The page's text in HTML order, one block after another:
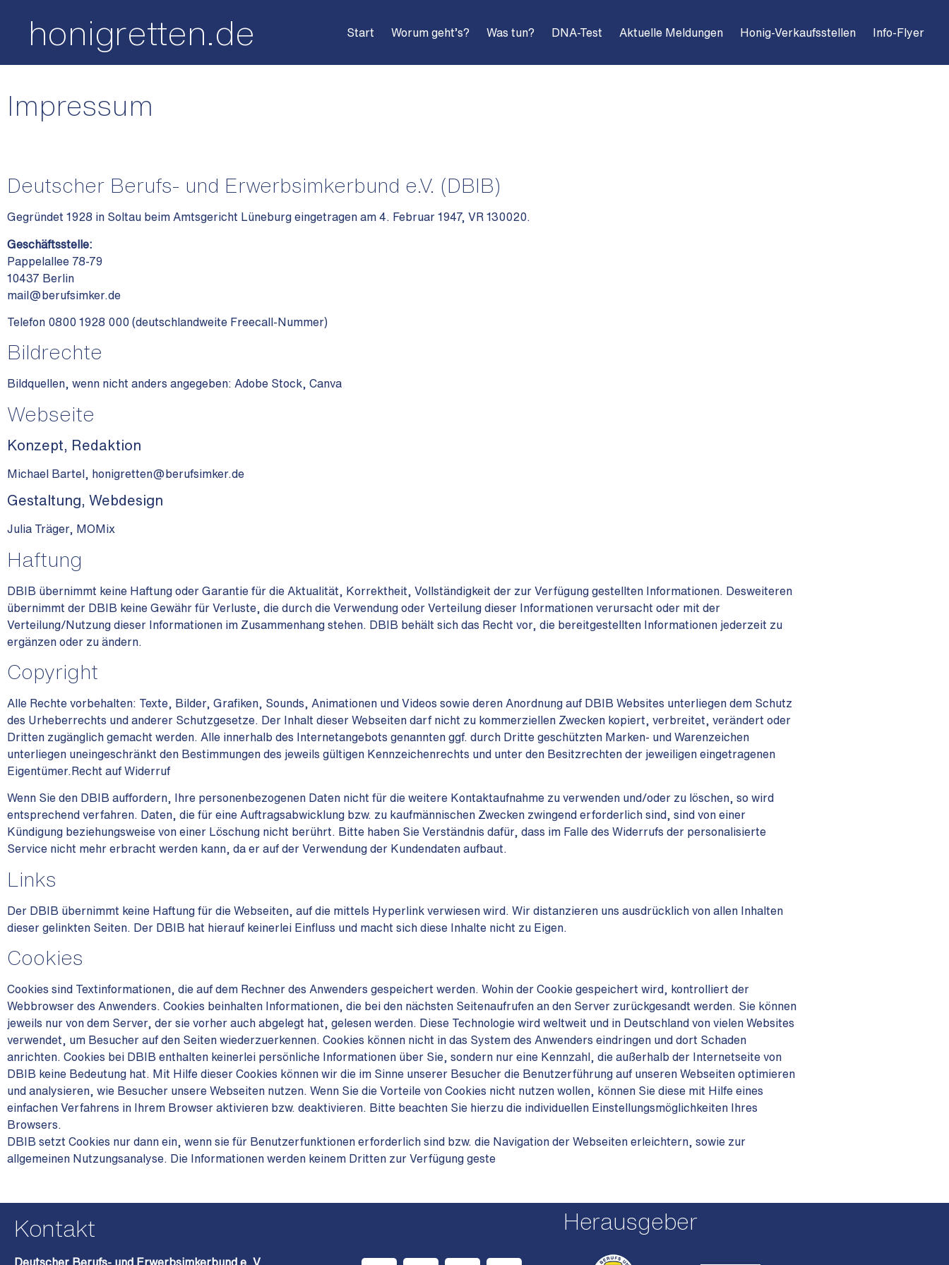
honigretten.de Start Worum geht’s? Was tun? DNA-Test Aktuelle Meldungen Honig-Verkaufsstellen Info-Flyer
Impressum
Deutscher Berufs- und Erwerbsimkerbund e.V. (DBIB)
Gegründet 1928 in Soltau beim Amtsgericht Lüneburg eingetragen am 4. Februar 1947, VR 130020.
Geschäftsstelle:
Pappelallee 78-79
10437 Berlin
mail@berufsimker.de
Telefon 0800 1928 000 (deutschlandweite Freecall-Nummer)
Bildrechte
Bildquellen, wenn nicht anders angegeben: Adobe Stock, Canva
Webseite
Konzept, Redaktion
Michael Bartel, honigretten@berufsimker.de
Gestaltung, Webdesign
Julia Träger, MOMix
Haftung
DBIB übernimmt keine Haftung oder Garantie für die Aktualität, Korrektheit, Vollständigkeit der zur Verfügung gestellten Informationen. Desweiteren
übernimmt der DBIB keine Gewähr für Verluste, die durch die Verwendung oder Verteilung dieser Informationen verursacht oder mit der
Verteilung/Nutzung dieser Informationen im Zusammenhang stehen. DBIB behält sich das Recht vor, die bereitgestellten Informationen jederzeit zu
ergänzen oder zu ändern.
Copyright
Alle Rechte vorbehalten: Texte, Bilder, Grafiken, Sounds, Animationen und Videos sowie deren Anordnung auf DBIB Websites unterliegen dem Schutz
des Urheberrechts und anderer Schutzgesetze. Der Inhalt dieser Webseiten darf nicht zu kommerziellen Zwecken kopiert, verbreitet, verändert oder
Dritten zugänglich gemacht werden. Alle innerhalb des Internetangebots genannten ggf. durch Dritte geschützten Marken- und Warenzeichen
unterliegen uneingeschränkt den Bestimmungen des jeweils gültigen Kennzeichenrechts und unter den Besitzrechten der jeweiligen eingetragenen
Eigentümer.Recht auf Widerruf
Wenn Sie den DBIB auffordern, Ihre personenbezogenen Daten nicht für die weitere Kontaktaufnahme zu verwenden und/oder zu löschen, so wird
entsprechend verfahren. Daten, die für eine Auftragsabwicklung bzw. zu kaufmännischen Zwecken zwingend erforderlich sind, sind von einer
Kündigung beziehungsweise von einer Löschung nicht berührt. Bitte haben Sie Verständnis dafür, dass im Falle des Widerrufs der personalisierte
Service nicht mehr erbracht werden kann, da er auf der Verwendung der Kundendaten aufbaut.
Links
Der DBIB übernimmt keine Haftung für die Webseiten, auf die mittels Hyperlink verwiesen wird. Wir distanzieren uns ausdrücklich von allen Inhalten
dieser gelinkten Seiten. Der DBIB hat hierauf keinerlei Einfluss und macht sich diese Inhalte nicht zu Eigen.
Cookies
Cookies sind Textinformationen, die auf dem Rechner des Anwenders gespeichert werden. Wohin der Cookie gespeichert wird, kontrolliert der
Webbrowser des Anwenders. Cookies beinhalten Informationen, die bei den nächsten Seitenaufrufen an den Server zurückgesandt werden. Sie können
jeweils nur von dem Server, der sie vorher auch abgelegt hat, gelesen werden. Diese Technologie wird weltweit und in Deutschland von vielen Websites
verwendet, um Besucher auf den Seiten wiederzuerkennen. Cookies können nicht in das System des Anwenders eindringen und dort Schaden
anrichten. Cookies bei DBIB enthalten keinerlei persönliche Informationen über Sie, sondern nur eine Kennzahl, die außerhalb der Internetseite von
DBIB keine Bedeutung hat. Mit Hilfe dieser Cookies können wir die im Sinne unserer Besucher die Benutzerführung auf unseren Webseiten optimieren
und analysieren, wie Besucher unsere Webseiten nutzen. Wenn Sie die Vorteile von Cookies nicht nutzen wollen, können Sie diese mit Hilfe eines
einfachen Verfahrens in Ihrem Browser aktivieren bzw. deaktivieren. Bitte beachten Sie hierzu die individuellen Einstellungsmöglichkeiten Ihres
Browsers.
DBIB setzt Cookies nur dann ein, wenn sie für Benutzerfunktionen erforderlich sind bzw. die Navigation der Webseiten erleichtern, sowie zur
allgemeinen Nutzungsanalyse. Die Informationen werden keinem Dritten zur Verfügung geste
Kontakt
Deutscher Berufs- und Erwerbsimkerbund e. V.
Herausgeber